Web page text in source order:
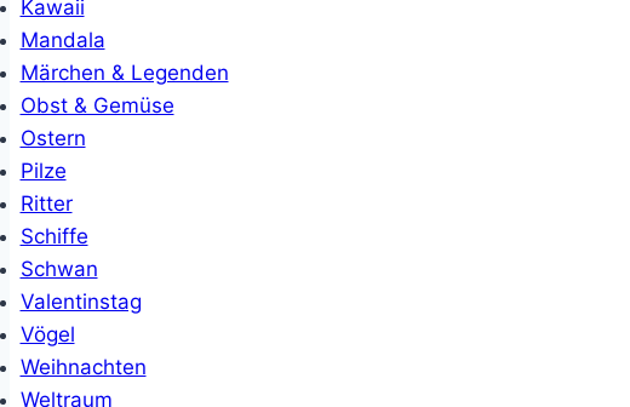
Kawaii
Mandala
Märchen & Legenden
Obst & Gemüse
Ostern
Pilze
Ritter
Schiffe
Schwan
Valentinstag
Vögel
Weihnachten
Weltraum